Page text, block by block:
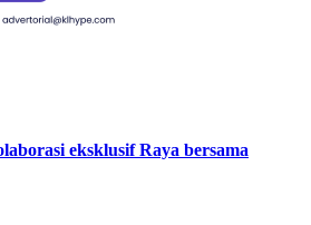
eksklusif Raya bersama